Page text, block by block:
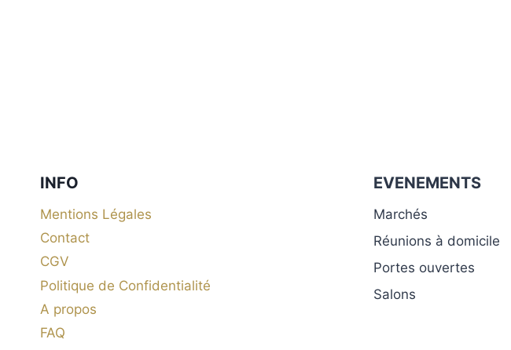
INFO
Mentions Légales
Contact
CGV
Politique de Confidentialité
A propos
FAQ
EVENEMENTS
Marchés
Réunions à domicile
Portes ouvertes
Salons